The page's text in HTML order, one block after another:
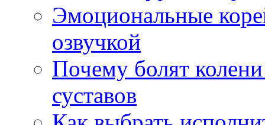
Эмоциональные
озвучкой
Почему болят
суставов